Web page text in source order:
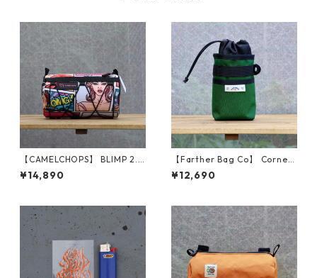
【CAMELCHOPS】 BLIMP 2.0
（Pop Art）
¥14,890
【Farther Bag Co】 Corner
Pocket Stem Bag (Forest Gr
een)
¥12,690